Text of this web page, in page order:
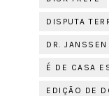
DISPUTA
DR.
É DE CASA
EDIÇÃO DE